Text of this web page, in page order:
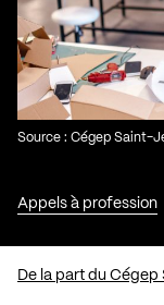
Appels à profession
Source : Cégep Saint-
De la part du